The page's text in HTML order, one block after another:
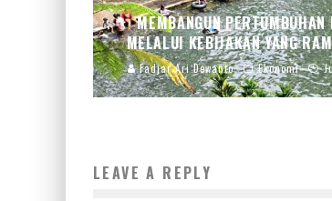
MEMBANGUN PERTUMBUHAN
MELALUI KEBIJAKAN YANG
Fadjar Ari Dewanto Ekonomi
LEAVE A REPLY